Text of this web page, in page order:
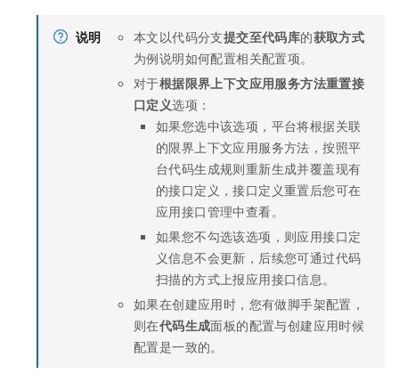
说明 本文以代码分支提交至代码库的获取方式
为例说明如何配置相关配置项。
对于根据限界上下文应用服务方法重置接
口定义选项：
如果您选中该选项，平台将根据关联
的限界上下文应用服务方法，按照平
台代码生成规则重新生成并覆盖现有
的接口定义，接口定义重置后您可在
应用接口管理中查看。
如果您不勾选该选项，则应用接口定
义信息不会更新，后续您可通过代码
扫描的方式上报应用接口信息。
如果在创建应用时，您有做脚手架配置，
则在代码生成面板的配置与创建应用时候
配置是一致的。